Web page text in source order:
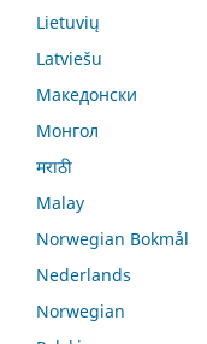
Lietuvių
Latviešu
Македонски
Монгол
मराठी
Malay
Norwegian Bokmål
Nederlands
Norwegian